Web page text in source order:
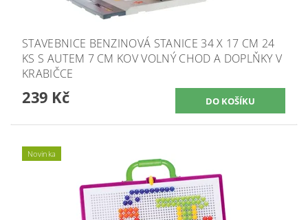
STAVEBNICE BENZINOVÁ STANICE 34 X 17 CM 24
KS S AUTEM 7 CM KOV VOLNÝ CHOD A DOPLŇKY V
KRABIČCE
239 Kč
Novinka